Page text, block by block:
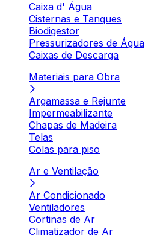
Caixa d' Água
Cisternas e Tanques
Biodigestor
Pressurizadores de Água
Caixas de Descarga
Materiais para Obra
Argamassa e Rejunte
Impermeabilizante
Chapas de Madeira
Telas
Colas para piso
Ar e Ventilação
Ar Condicionado
Ventiladores
Cortinas de Ar
Climatizador de Ar